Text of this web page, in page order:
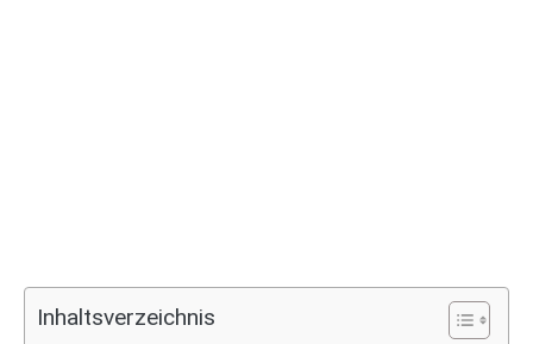
Inhaltsverzeichnis